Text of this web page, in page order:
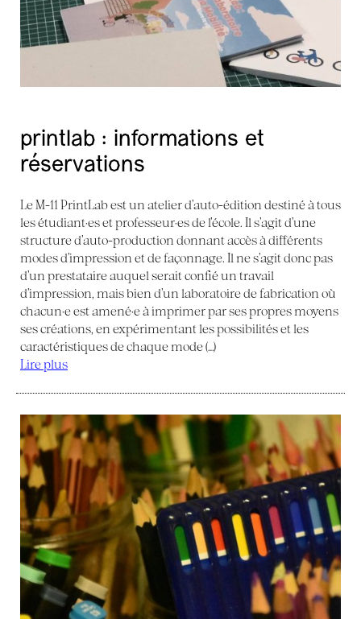
printlab : informations et
réservations
Le M-11 PrintLab est un atelier d’auto-édition destiné à tous
les étudiant·es et professeur·es de l’école. Il s’agit d’une
structure d’auto-production donnant accès à différents
modes d’impression et de façonnage. Il ne s’agit donc pas
d’un prestataire auquel serait confié un travail
d’impression, mais bien d’un laboratoire de fabrication où
chacun·e est amené·e à imprimer par ses propres moyens
ses créations, en expérimentant les possibilités et les
caractéristiques de chaque mode (…)
Lire plus